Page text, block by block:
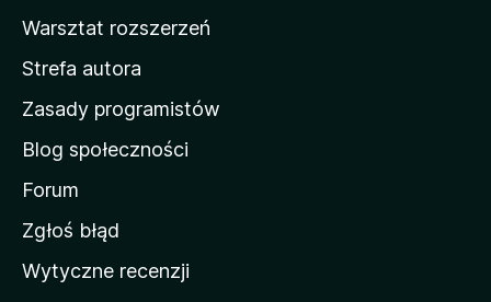
m
o
w
M
o
z
l
Warsztat rozszerzeń
Strefa autora
Zasady programistów
Blog społeczności
Forum
Zgłoś błąd
Wytyczne recenzji